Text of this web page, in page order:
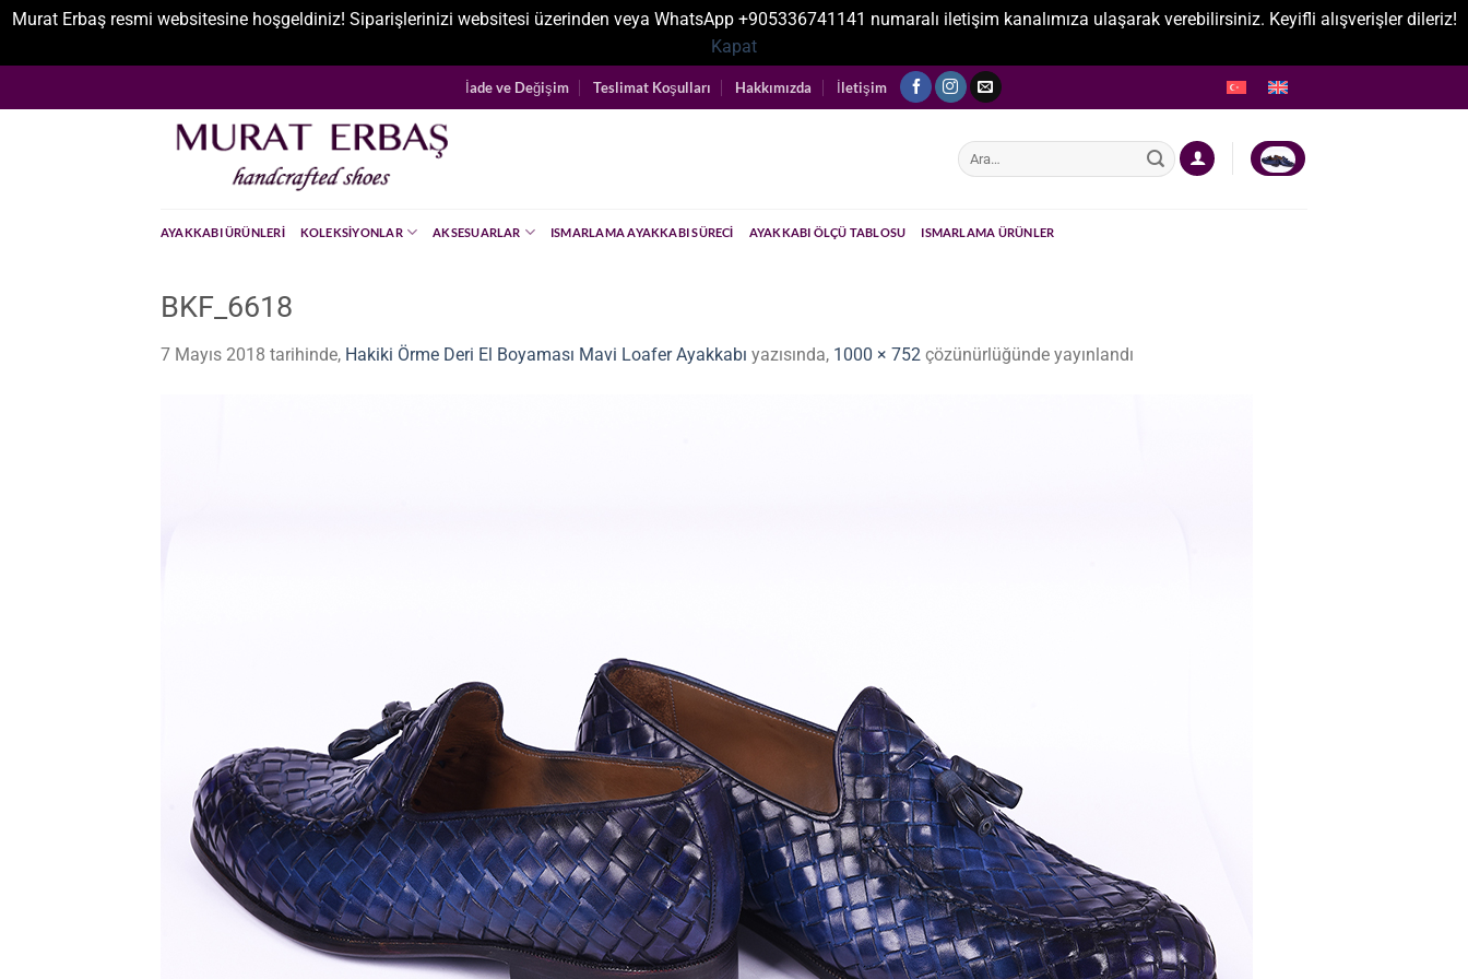
Murat Erbaş resmi websitesine hoşgeldiniz! Siparişlerinizi websitesi üzerinden veya WhatsApp +905336741141 numaralı iletişim kanalımıza ulaşarak verebilirsiniz. Keyifli alışverişler dileriz!
Kapat
atla
İade ve Değişim Teslimat Koşulları Hakkımızda İletişim
Ara:
AYAKKABI ÜRÜNLERI KOLEKSIYONLAR AKSESUARLAR ISMARLAMA AYAKKABI SÜRECI AYAKKABI ÖLÇÜ TABLOSU ISMARLAMA ÜRÜNLER
BKF_6618
7 Mayıs 2018 tarihinde, Hakiki Örme Deri El Boyaması Mavi Loafer Ayakkabı yazısında, 1000 × 752 çözünürlüğünde yayınlandı